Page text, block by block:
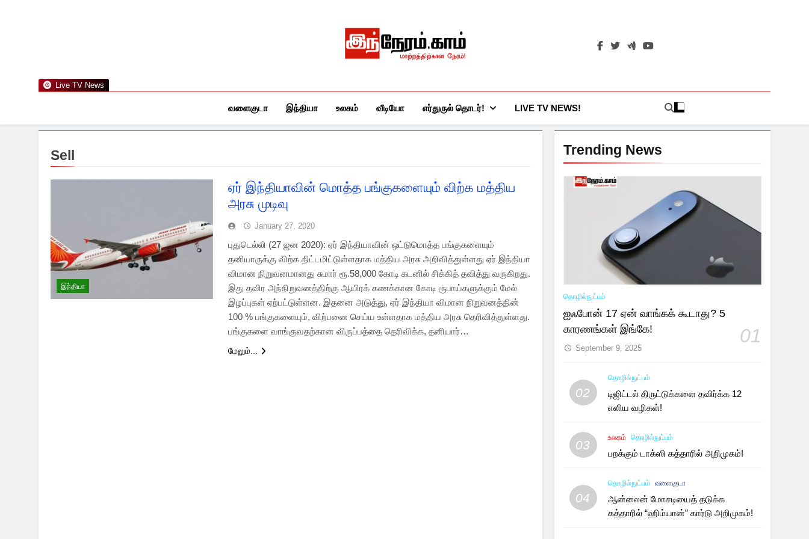
Live TV News இந்நேரம்.காம்
வளைகுடா இந்தியா உலகம் வீடியோ எர்துருல் தொடர்! LIVE TV NEWS!
Sell
இந்தியா
ஏர் இந்தியாவின் மொத்த பங்குகளையும் விற்க மத்திய
அரசு முடிவு
January 27, 2020
புதுடெல்லி (27 ஜன 2020): ஏர் இந்தியாவின் ஒட்டுமொத்த பங்குகளையும்
தனியாருக்கு விற்க திட்டமிட்டுள்ளதாக மத்திய அரசு அறிவித்துள்ளது ஏர் இந்தியா
விமான நிறுவனமானது சுமார் ரூ.58,000 கோடி கடனில் சிக்கித் தவித்து வருகிறது.
இது தவிர அந்நிறுவனத்திற்கு ஆயிரக் கணக்கான கோடி ரூபாய்களுக்கும் மேல்
இழப்புகள் ஏற்பட்டுள்ளன. இதனை அடுத்து, ஏர் இந்தியா விமான நிறுவனத்தின்
100 % பங்குகளையும், விற்பனை செய்ய உள்ளதாக மத்திய அரசு தெரிவித்துள்ளது.
பங்குகளை வாங்குவதற்கான விருப்பத்தை தெரிவிக்க, தனியார்…
மேலும்...
Trending News
தொழில்நுட்பம்
ஐஃபோன் 17 ஏன் வாங்கக் கூடாது? 5
காரணங்கள் இங்கே!
01
September 9, 2025
02
தொழில்நுட்பம்
டிஜிட்டல் திருட்டுக்களை தவிர்க்க 12
எளிய வழிகள்!
03
உலகம் தொழில்நுட்பம்
பறக்கும் டாக்ஸி கத்தாரில் அறிமுகம்!
04
தொழில்நுட்பம் வளைகுடா
ஆன்லைன் மோசடியைத் தடுக்க
கத்தாரில் “ஹிம்யான்” கார்டு அறிமுகம்!